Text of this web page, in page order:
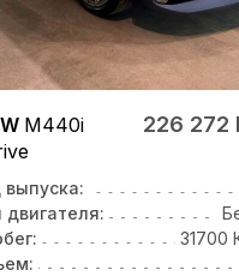
M440i
226 272
выпуска:
двигателя:
31700